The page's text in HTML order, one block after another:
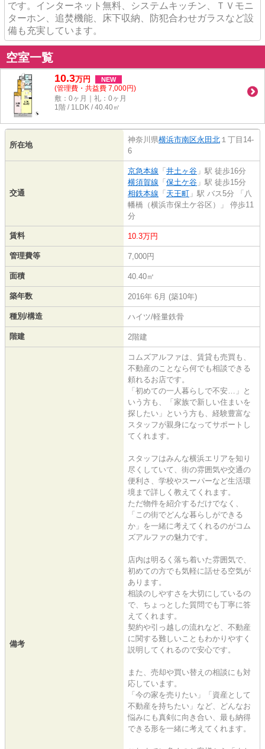
です。インターネット無料、システムキッチン、ＴＶモニ
ターホン、追焚機能、床下収納、防犯合わせガラスなど設
備も充実しています。
空室一覧
10.3万円 NEW
(管理費・共益費 7,000円)
敷：0ヶ月｜礼：0ヶ月
1階 / 1LDK / 40.40㎡
所在地
神奈川県横浜市南区永田北 １丁目14-
6
交通
京急本線 「 井土ヶ谷 」駅 徒歩16分
横須賀線 「 保土ケ谷 」駅 徒歩15分
相鉄本線 「 天王町 」駅 バス5分 「八
幡橋（横浜市保土ケ谷区）」 停歩11
分
賃料 10.3万円
管理費等 7,000円
面積 40.40㎡
築年数 2016年 6月 (築10年)
種別/構造 ハイツ/軽量鉄骨
階建 2階建
備考
コムズアルファは、賃貸も売買も、
不動産のことなら何でも相談できる
頼れるお店です。
「初めての一人暮らしで不安…」と
いう方も、「家族で新しい住まいを
探したい」という方も、経験豊富な
スタッフが親身になってサポートし
てくれます。
スタッフはみんな横浜エリアを知り
尽くしていて、街の雰囲気や交通の
便利さ、学校やスーパーなど生活環
境まで詳しく教えてくれます。
ただ物件を紹介するだけでなく、
「この街でどんな暮らしができる
か」を一緒に考えてくれるのがコム
ズアルファの魅力です。
店内は明るく落ち着いた雰囲気で、
初めての方でも気軽に話せる空気が
あります。
相談のしやすさを大切にしているの
で、ちょっとした質問でも丁寧に答
えてくれます。
契約や引っ越しの流れなど、不動産
に関する難しいこともわかりやすく
説明してくれるので安心です。
また、売却や買い替えの相談にも対
応しています。
「今の家を売りたい」「資産として
不動産を持ちたい」など、どんなお
悩みにも真剣に向き合い、最も納得
できる形を一緒に考えてくれます。